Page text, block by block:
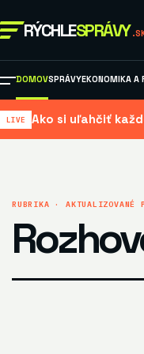
RÝCHLESPRÁVY
DOMOVSPRÁVYEKONOMIKA A
RUBRIKA · AKTUALIZOVANÉ